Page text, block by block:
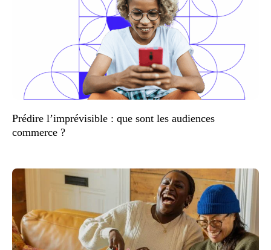
Prédire l’imprévisible : que sont les audiences
commerce ?